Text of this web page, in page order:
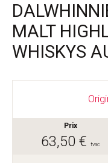
MALT
WHISKYS
Prix
63,50 € tvac